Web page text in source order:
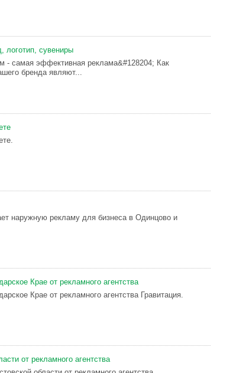
логотип, сувениры
- самая эффективная реклама&#128204; Как
бренда являют...
наружную рекламу для бизнеса в Одинцово и
Крае от рекламного агентства
Крае от рекламного агентства Гравитация.
от рекламного агентства